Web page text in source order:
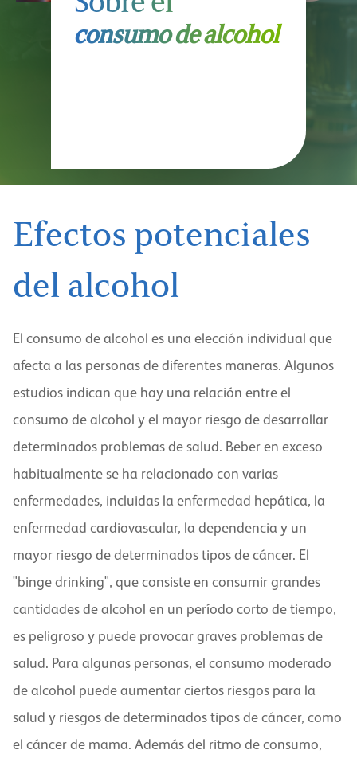
consumo de alcohol
Efectos potenciales
del alcohol
El consumo de alcohol es una elección individual que
afecta a las personas de diferentes maneras. Algunos
estudios indican que hay una relación entre el
consumo de alcohol y el mayor riesgo de desarrollar
determinados problemas de salud. Beber en exceso
habitualmente se ha relacionado con varias
enfermedades, incluidas la enfermedad hepática, la
enfermedad cardiovascular, la dependencia y un
mayor riesgo de determinados tipos de cáncer. El
"binge drinking", que consiste en consumir grandes
cantidades de alcohol en un período corto de tiempo,
es peligroso y puede provocar graves problemas de
salud. Para algunas personas, el consumo moderado
de alcohol puede aumentar ciertos riesgos para la
salud y riesgos de determinados tipos de cáncer, como
el cáncer de mama. Además del ritmo de consumo,